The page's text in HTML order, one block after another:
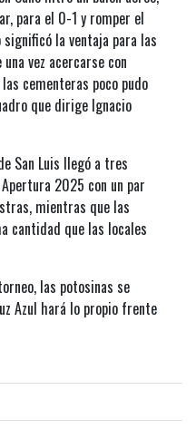
para el 0-1 y romper el
la ventaja para las
vez acercarse con
cementeras poco pudo
que dirige Ignacio
San Luis llegó a tres
2025 con un par
mientras que las
cantidad que las locales
las potosinas se
Azul hará lo propio frente